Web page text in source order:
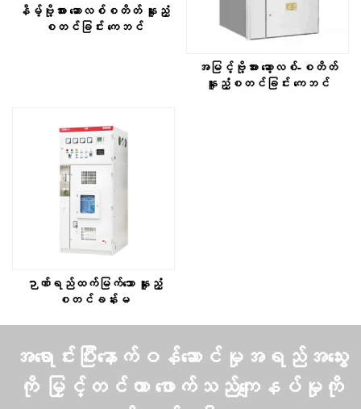
နိမ့်ဗို့အား ဆောလစ်စတိတ် နူးညံ့
စတင်ခြင်း ကေဘင်
အမြင့်ဗို့အား ဆော့လစ်-စတိတ်
နူးညံ့စတင်ခြင်း ကေဘင်
ဉာဏ်ရည်ထက်မြက်သော နူးညံ့
စတင်ခန်းမ
အရောင်းပြီးနောက်ဝန်ဆောင်မှုအရည်အသွေး
ကို မြှင့်တင်ကာ ဖောက်သည်ကျေနပ်မှုကို